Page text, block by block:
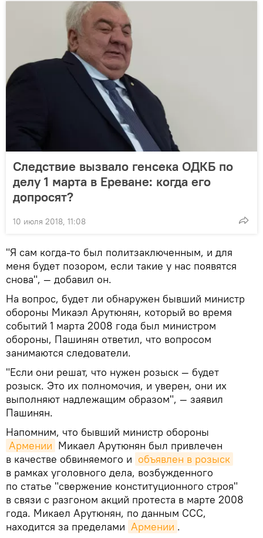
Следствие вызвало генсека ОДКБ по
делу 1 марта в Ереване: когда его
допросят?
10 июля 2018, 11:08
"Я сам когда-то был политзаключенным, и для
меня будет позором, если такие у нас появятся
снова", — добавил он.
На вопрос, будет ли обнаружен бывший министр
обороны Микаэл Арутюнян, который во время
событий 1 марта 2008 года был министром
обороны, Пашинян ответил, что вопросом
занимаются следователи.
"Если они решат, что нужен розыск — будет
розыск. Это их полномочия, и уверен, они их
выполняют надлежащим образом", — заявил
Пашинян.
Напомним, что бывший министр обороны
Армении Микаел Арутюнян был привлечен
в качестве обвиняемого и объявлен в розыск
в рамках уголовного дела, возбужденного
по статье "свержение конституционного строя"
в связи с разгоном акций протеста в марте 2008
года. Микаел Арутюнян, по данным ССС,
находится за пределами Армении .